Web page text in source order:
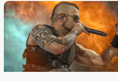
Frankfurt